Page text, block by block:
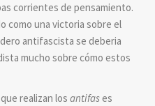
corrientes de pensamiento.
como una victoria sobre el
antifascista se deberia
mucho sobre cómo estos
realizan los antifases